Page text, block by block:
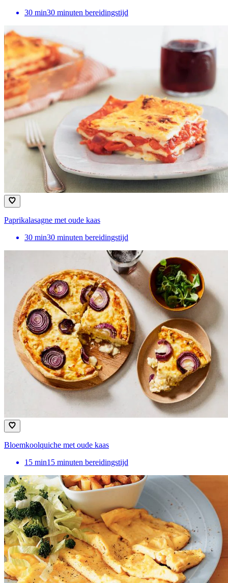
30 min30 minuten bereidingstijd
Paprikalasagne met oude kaas
30 min30 minuten bereidingstijd
Bloemkoolquiche met oude kaas
15 min15 minuten bereidingstijd